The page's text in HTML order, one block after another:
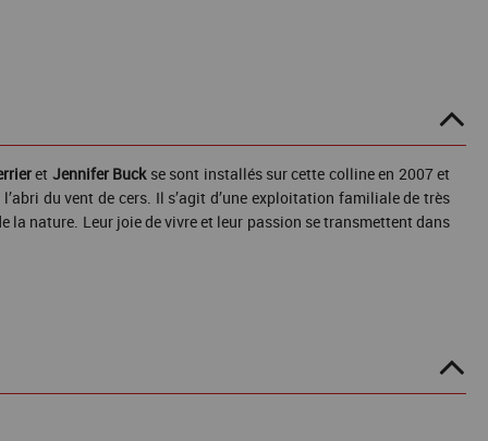
et Jennifer Buckse sont installés sur cette colline en 2007 et
du vent de cers. Il s’agit d’une exploitation familiale de très
la nature. Leur joie de vivre et leur passion se transmettent dans